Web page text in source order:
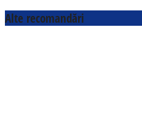
Alte recomandări